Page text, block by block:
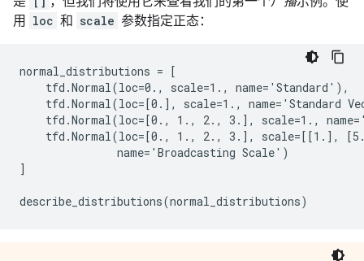
用
loc 和 scale 参数指定正态：
normal_distributions = [
    tfd.Normal(loc=0., scale=1., name='Standard'),
tfd.Normal(loc=[0.], scale=1., name='Standard
tfd.Normal(loc=[0., 1., 2., 3.], scale=1.,
tfd.Normal(loc=[0., 1., 2., 3.], scale=[[1.],
               name='Broadcasting Scale')
]